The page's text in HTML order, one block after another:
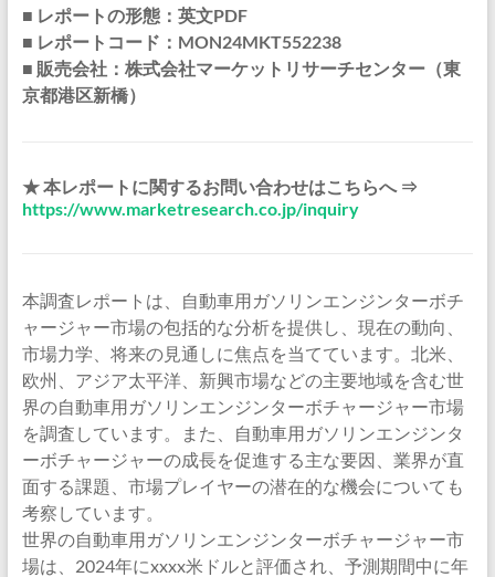
■ レポートの形態：英文PDF
■ レポートコード：MON24MKT552238
■ 販売会社：株式会社マーケットリサーチセンター（東
京都港区新橋）
★ 本レポートに関するお問い合わせはこちらへ ⇒
https://www.marketresearch.co.jp/inquiry
本調査レポートは、自動車用ガソリンエンジンターボチ
ャージャー市場の包括的な分析を提供し、現在の動向、
市場力学、将来の見通しに焦点を当てています。北米、
欧州、アジア太平洋、新興市場などの主要地域を含む世
界の自動車用ガソリンエンジンターボチャージャー市場
を調査しています。また、自動車用ガソリンエンジンタ
ーボチャージャーの成長を促進する主な要因、業界が直
面する課題、市場プレイヤーの潜在的な機会についても
考察しています。
世界の自動車用ガソリンエンジンターボチャージャー市
場は、2024年にxxxx米ドルと評価され、予測期間中に年